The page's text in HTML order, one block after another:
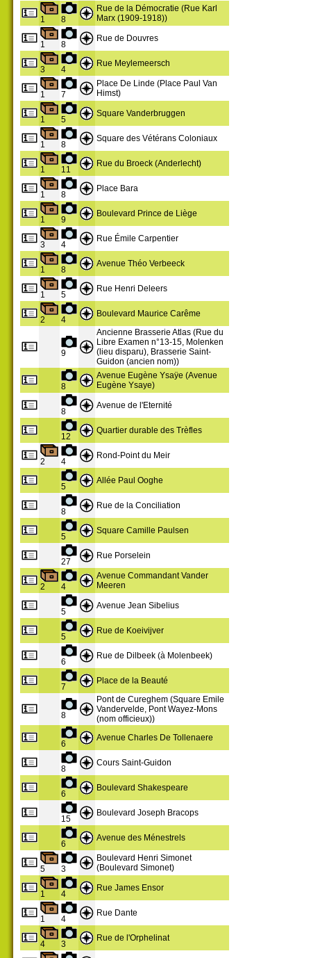
1 8
Rue de la Démocratie (Rue Karl
Marx (1909-1918))
1 8
Rue de Douvres
3 4
Rue Meylemeersch
1 7
Place De Linde (Place Paul Van
Himst)
1 5
Square Vanderbruggen
1 8
Square des Vétérans Coloniaux
1 11
Rue du Broeck (Anderlecht)
1 8
Place Bara
1 9
Boulevard Prince de Liège
3 4
Rue Émile Carpentier
1 8
Avenue Théo Verbeeck
1 5
Rue Henri Deleers
2 4
Boulevard Maurice Carême
9
Ancienne Brasserie Atlas (Rue du
Libre Examen n°13-15, Molenken
(lieu disparu), Brasserie Saint-
Guidon (ancien nom))
8
Avenue Eugène Ysaÿe (Avenue
Eugène Ysaye)
8
Avenue de l'Eternité
12
Quartier durable des Trèfles
2 4
Rond-Point du Meir
5
Allée Paul Ooghe
8
Rue de la Conciliation
5
Square Camille Paulsen
27
Rue Porselein
2 4
Avenue Commandant Vander
Meeren
5
Avenue Jean Sibelius
5
Rue de Koeivijver
6
Rue de Dilbeek (à Molenbeek)
7
Place de la Beauté
8
Pont de Cureghem (Square Emile
Vandervelde, Pont Wayez-Mons
(nom officieux))
6
Avenue Charles De Tollenaere
8
Cours Saint-Guidon
6
Boulevard Shakespeare
15
Boulevard Joseph Bracops
6
Avenue des Ménestrels
5 3
Boulevard Henri Simonet
(Boulevard Simonet)
1 4
Rue James Ensor
1 4
Rue Dante
4 3
Rue de l'Orphelinat